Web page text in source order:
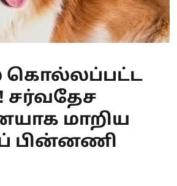
கொல்லப்பட்ட
சர்வதேச
மாறிய
பின்னணி